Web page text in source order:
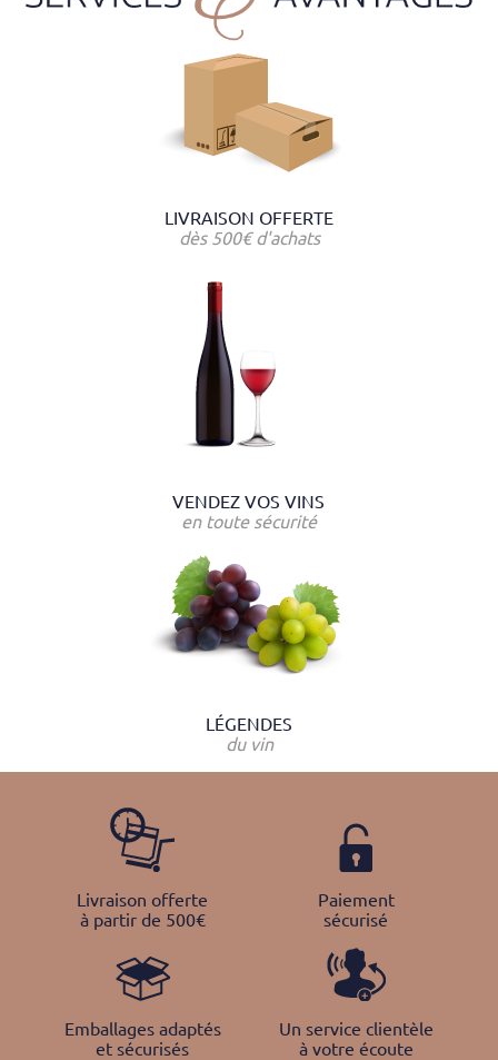
LIVRAISON OFFERTE
dès 500€ d'achats
VENDEZ VOS VINS
en toute sécurité
LÉGENDES
du vin
Livraison offerte
à partir de 500€
Paiement
sécurisé
Emballages adaptés
et sécurisés
Un service clientèle
à votre écoute